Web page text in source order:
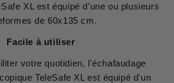
XL est équipé d'une ou plusieurs
de 60x135 cm.
Facile à utiliser
votre quotidien, l'échafaudage
TeleSafe XL est équipé d'un